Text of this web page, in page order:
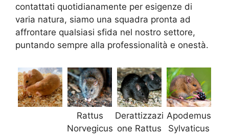
contattati quotidianamente per esigenze di
varia natura, siamo una squadra pronta ad
affrontare qualsiasi sfida nel nostro settore,
puntando sempre alla professionalità e onestà.
Rattus
Norvegicus
Derattizzazi
one Rattus
Apodemus
Sylvaticus